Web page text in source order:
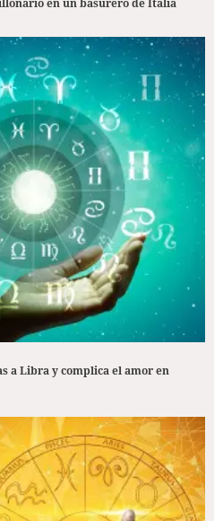
en un basurero de Italia
a Libra y complica el amor en